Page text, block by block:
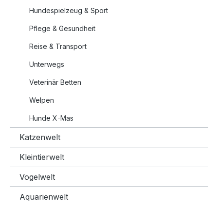
Hundespielzeug & Sport
Pflege & Gesundheit
Reise & Transport
Unterwegs
Veterinär Betten
Welpen
Hunde X-Mas
Katzenwelt
Kleintierwelt
Vogelwelt
Aquarienwelt